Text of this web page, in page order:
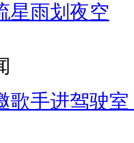
星雨划夜空
歌手进驾驶